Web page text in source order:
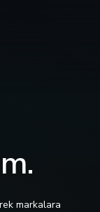
markalara